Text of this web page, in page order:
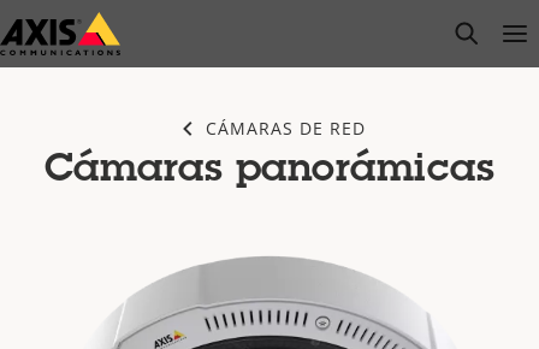
Saltar
al
open
CÁMARAS DE RED
Cámaras panorámicas